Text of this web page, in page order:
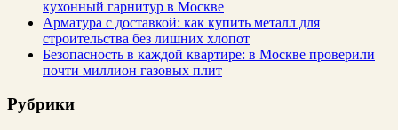
кухонный гарнитур в Москве
Арматура с доставкой: как купить металл для
строительства без лишних хлопот
Безопасность в каждой квартире: в Москве проверили
почти миллион газовых плит
Рубрики